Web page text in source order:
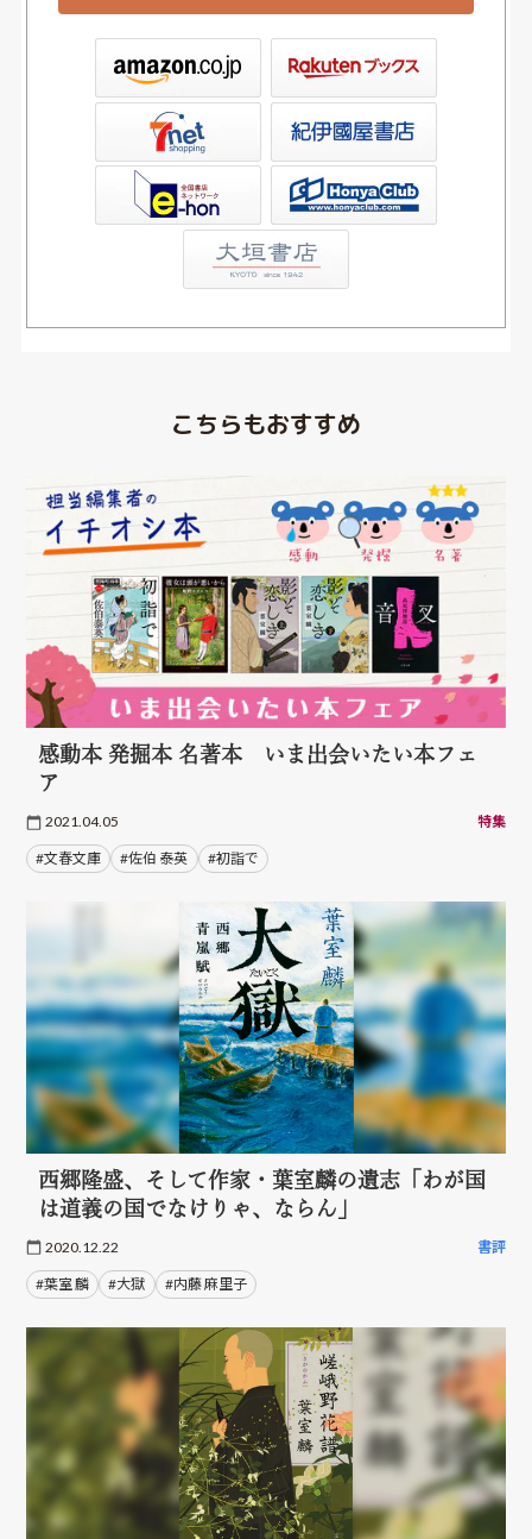
書店ウェブストア
こちらもおすすめ
感動本 発掘本 名著本 いま出会いたい本フェ
ア
2021.04.05 特集
#文春文庫 #佐伯 泰英 #初詣で
西郷隆盛、そして作家・葉室麟の遺志「わが国
は道義の国でなけりゃ、ならん」
2020.12.22 書評
#葉室 麟 #大獄 #内藤 麻里子